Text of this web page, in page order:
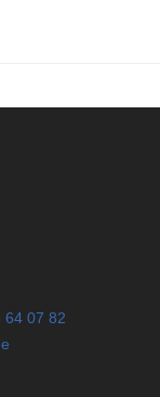
64 07 82